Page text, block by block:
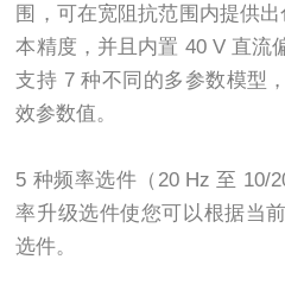
围，可在宽阻抗范围内提供出
本精度，并且内置 40 V 直流
支持 7种不同的多参数模型
效参数值。
5 种频率选件（ 20 Hz 至 10/
率升级选件使您可以根据当
选件。